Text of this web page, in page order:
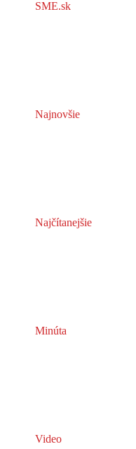
SME.sk
Najnovšie
Najčítanejšie
Minúta
Video